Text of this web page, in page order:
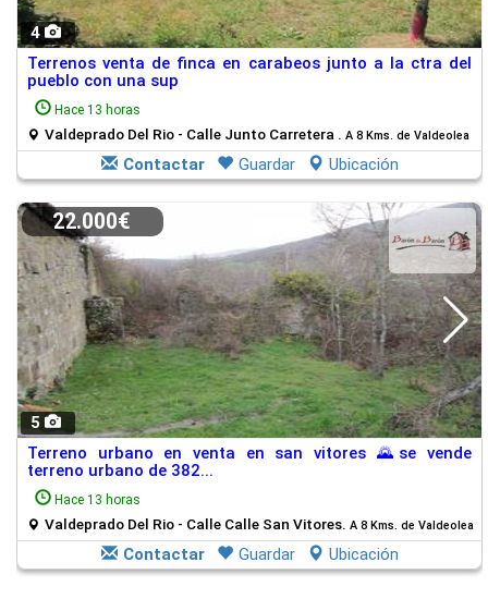
4
Terrenos venta de finca en carabeos junto a la ctra del
pueblo con una sup
Hace 13 horas
Valdeprado Del Rio - Calle Junto Carretera . A 8 Kms. de Valdeolea
Contactar Guardar Ubicación
5
22.000€
Terreno urbano en venta en san vitores 🌄se vende
terreno urbano de 382...
Hace 13 horas
Valdeprado Del Rio - Calle Calle San Vitores. A 8 Kms. de Valdeolea
Contactar Guardar Ubicación